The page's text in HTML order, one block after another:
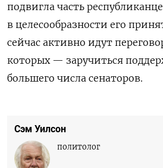
подвигла часть
в целесообразности его
сейчас активно идут
которых — заручиться
большего числа сенаторов.
Сэм Уилсон
политолог